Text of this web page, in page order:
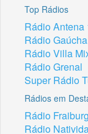
Top Rádios
Rádio Antena
Rádio Gaúcha
Rádio Villa
Rádio Grenal
Super Rádio
Rádios em
Rádio
Rádio